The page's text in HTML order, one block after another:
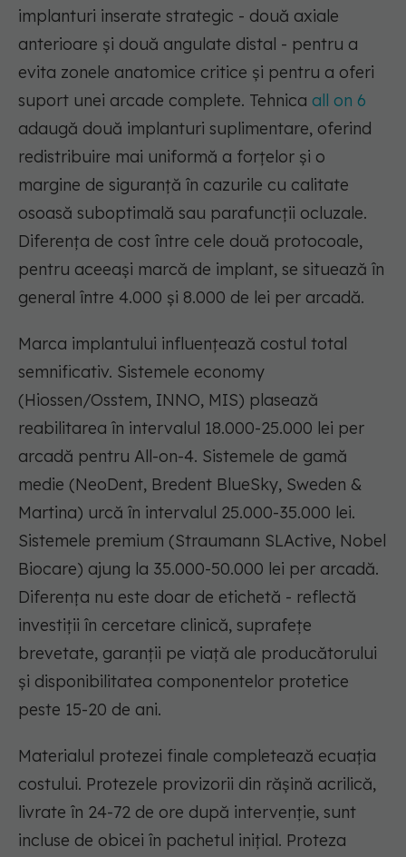
implanturi inserate strategic - două axiale
anterioare și două angulate distal - pentru a
evita zonele anatomice critice și pentru a oferi
suport unei arcade complete. Tehnica all on 6
adaugă două implanturi suplimentare, oferind
redistribuire mai uniformă a forțelor și o
margine de siguranță în cazurile cu calitate
osoasă suboptimală sau parafuncții ocluzale.
Diferența de cost între cele două protocoale,
pentru aceeași marcă de implant, se situează în
general între 4.000 și 8.000 de lei per arcadă.
Marca implantului influențează costul total
semnificativ. Sistemele economy
(Hiossen/Osstem, INNO, MIS) plasează
reabilitarea în intervalul 18.000-25.000 lei per
arcadă pentru All-on-4. Sistemele de gamă
medie (NeoDent, Bredent BlueSky, Sweden &
Martina) urcă în intervalul 25.000-35.000 lei.
Sistemele premium (Straumann SLActive, Nobel
Biocare) ajung la 35.000-50.000 lei per arcadă.
Diferența nu este doar de etichetă - reflectă
investiții în cercetare clinică, suprafețe
brevetate, garanții pe viață ale producătorului
și disponibilitatea componentelor protetice
peste 15-20 de ani.
Materialul protezei finale completează ecuația
costului. Protezele provizorii din rășină acrilică,
livrate în 24-72 de ore după intervenție, sunt
incluse de obicei în pachetul inițial. Proteza